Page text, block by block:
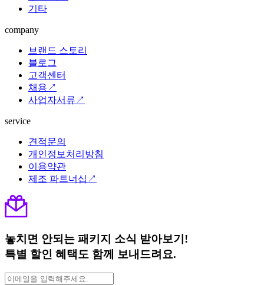
기타
company
브랜드 스토리
블로그
고객센터
채용↗
사업자서류↗
service
견적문의
개인정보처리방침
이용약관
제조 파트너십↗
놓치면 안되는 패키지 소식 받아보기!
특별 할인 혜택도 함께 보내드려요.